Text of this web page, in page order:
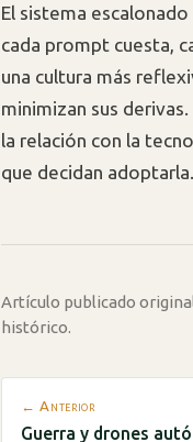
El sistema
cada prompt cuesta,
una cultura más
minimizan sus
la relación con la
que decidan adoptarla.
Artículo publicado
histórico.
← Anterior
Guerra y drones